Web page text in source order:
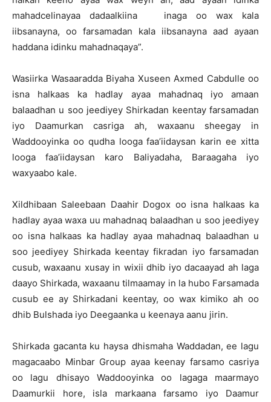
mahadcelinayaa dadaalkiina inaga oo wax kala
iibsanayna, oo farsamadan kala iibsanayna aad ayaan
haddana idinku mahadnaqaya”.
Wasiirka Wasaaradda Biyaha Xuseen Axmed Cabdulle oo
isna halkaas ka hadlay ayaa mahadnaq iyo amaan
balaadhan u soo jeediyey Shirkadan keentay farsamadan
iyo Daamurkan casriga ah, waxaanu sheegay in
Waddooyinka oo qudha looga faa’iidaysan karin ee xitta
looga faa’iidaysan karo Baliyadaha, Baraagaha iyo
waxyaabo kale.
Xildhibaan Saleebaan Daahir Dogox oo isna halkaas ka
hadlay ayaa waxa uu mahadnaq balaadhan u soo jeediyey
oo isna halkaas ka hadlay ayaa mahadnaq balaadhan u
soo jeediyey Shirkada keentay fikradan iyo farsamadan
cusub, waxaanu xusay in wixii dhib iyo dacaayad ah laga
daayo Shirkada, waxaanu tilmaamay in la hubo Farsamada
cusub ee ay Shirkadani keentay, oo wax kimiko ah oo
dhib Bulshada iyo Deegaanka u keenaya aanu jirin.
Shirkada gacanta ku haysa dhismaha Waddadan, ee lagu
magacaabo Minbar Group ayaa keenay farsamo casriya
oo lagu dhisayo Waddooyinka oo lagaga maarmayo
Daamurkii hore, isla markaana farsamo iyo Daamur